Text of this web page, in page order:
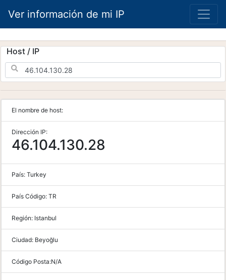
Ver información de mi IP
Host / IP
El nombre de host:
Dirección IP:
46.104.130.28
País: Turkey
País Código: TR
Región: Istanbul
Ciudad: Beyoğlu
Código Posta:N/A